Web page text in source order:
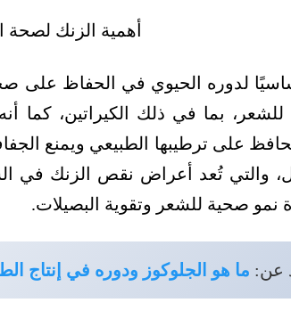
لدوره الحيوي في الحفاظ على
للشعر، بما في ذلك الكيراتين،
على ترطيبها الطبيعي ويمنع
والتي تُعد أعراض نقص الزنك في
نمو صحية للشعر وتقوية البصيلات.
عن: ما هو الجلوكوز ودوره في إنتاج